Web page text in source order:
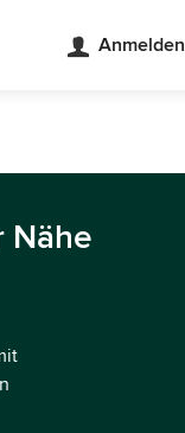
Anmelden
Nähe